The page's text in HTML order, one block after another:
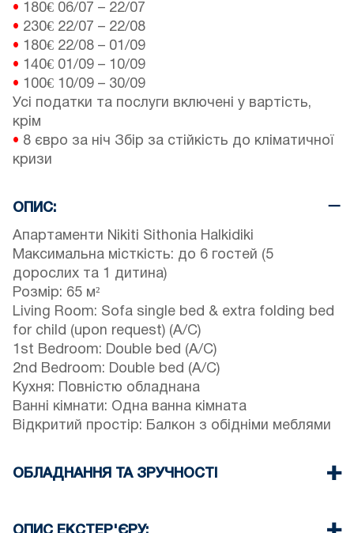
• 180€ 06/07 – 22/07
• 230€ 22/07 – 22/08
• 180€ 22/08 – 01/09
• 140€ 01/09 – 10/09
• 100€ 10/09 – 30/09
Усі податки та послуги включені у вартість,
крім
• 8 євро за ніч Збір за стійкість до кліматичної
кризи
ОПИС:
Апартаменти Nikiti Sithonia Halkidiki
Максимальна місткість: до 6 гостей (5
дорослих та 1 дитина)
Розмір: 65 м²
Living Room: Sofa single bed & extra folding bed
for child (upon request) (A/C)
1st Bedroom: Double bed (A/C)
2nd Bedroom: Double bed (A/C)
Кухня: Повністю обладнана
Ванні кімнати: Одна ванна кімната
Відкритий простір: Балкон з обідніми меблями
ОБЛАДНАННЯ ТА ЗРУЧНОСТІ
Три кондиціонери
ОПИС ЕКСТЕР'ЄРУ: